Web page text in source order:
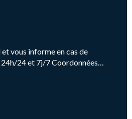
vous informe en cas de
24 et 7j/7 Coordonnées…